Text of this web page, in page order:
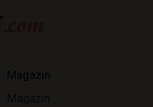
Magazin
Magazin